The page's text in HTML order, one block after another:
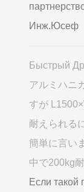
Инж.Юсеф
Быстрый
アルミハニ
すが
耐えられる
簡単に言い
中で200kg
Если такой